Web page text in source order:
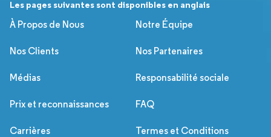
Les pages suivantes sont disponibles en anglais
À Propos de Nous
Notre Équipe
Nos Clients Nos Partenaires
Médias Responsabilité sociale
Prix et reconnaissances FAQ
Carrières Termes et Conditions